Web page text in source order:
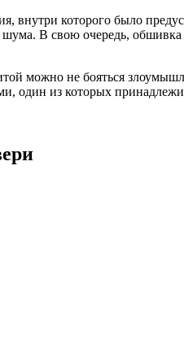
внутри которого было
шума. В свою очередь,
можно не бояться
один из которых